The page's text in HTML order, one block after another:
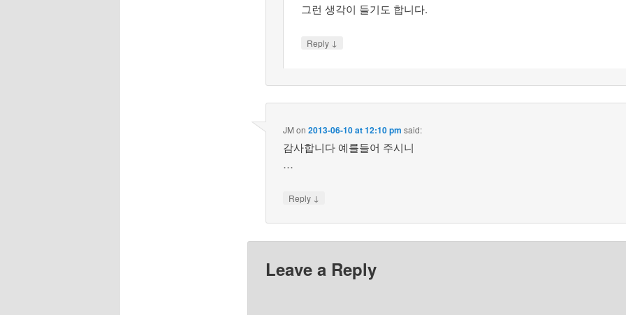
그런 생각이 들기도 합니다.
Reply ↓
JM on2013-06-10 at 12:10 pm said:
감사합니다 예를들어 주시니
…
Reply ↓
Leave a Reply